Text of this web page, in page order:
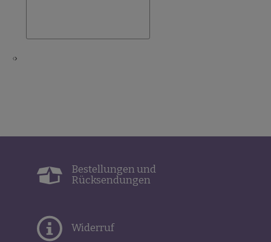
‹›
Bestellungen und
Rücksendungen
Widerruf